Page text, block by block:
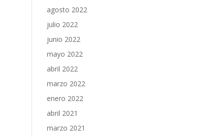
agosto 2022
julio 2022
junio 2022
mayo 2022
abril 2022
marzo 2022
enero 2022
abril 2021
marzo 2021